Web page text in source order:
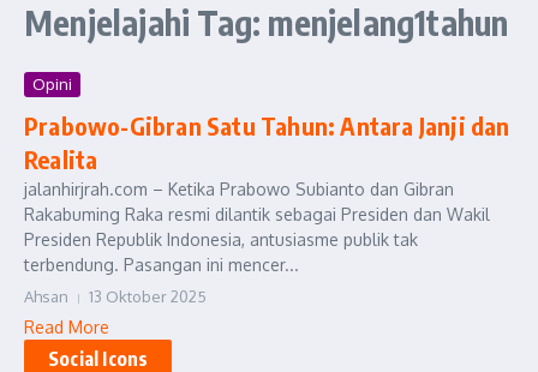
Menjelajahi Tag: menjelang1tahun
Opini
Prabowo-Gibran Satu Tahun: Antara Janji dan
Realita
jalanhirjrah.com – Ketika Prabowo Subianto dan Gibran
Rakabuming Raka resmi dilantik sebagai Presiden dan Wakil
Presiden Republik Indonesia, antusiasme publik tak
terbendung. Pasangan ini mencer...
Ahsan 13 Oktober 2025
Read More
Social Icons